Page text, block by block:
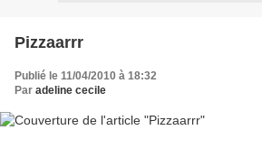
Pizzaarrr
Publié le 11/04/2010 à 18:32
Par adeline cecile